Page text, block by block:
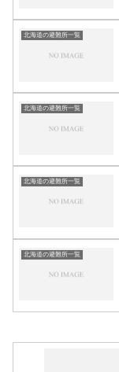
北海道の避難所一覧
北海道の避難所一覧
北海道の避難所一覧
北海道の避難所一覧